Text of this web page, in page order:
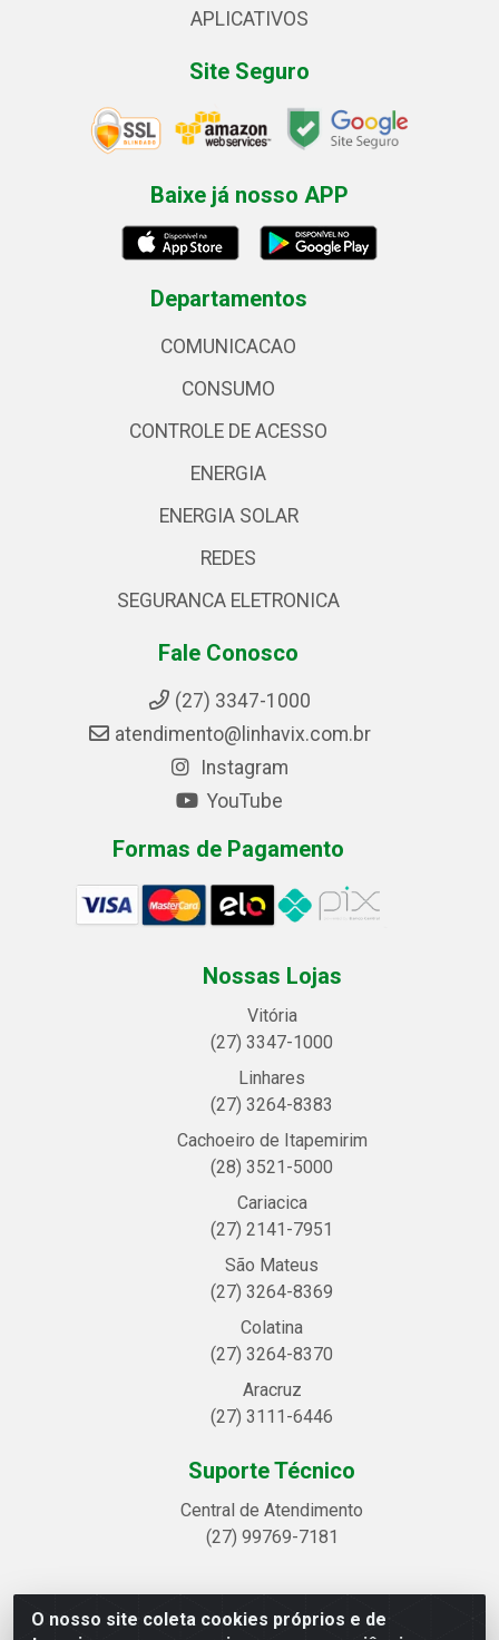
O nosso site coleta cookies próprios e de
APLICATIVOS
Site Seguro
Baixe já nosso APP
Departamentos
COMUNICACAO
CONSUMO
CONTROLE DE ACESSO
ENERGIA
ENERGIA SOLAR
REDES
SEGURANCA ELETRONICA
Fale Conosco
(27) 3347-1000
atendimento@linhavix.com.br
Instagram
YouTube
Formas de Pagamento
Nossas Lojas
Vitória
(27) 3347-1000
Linhares
(27) 3264-8383
Cachoeiro de Itapemirim
(28) 3521-5000
Cariacica
(27) 2141-7951
São Mateus
(27) 3264-8369
Colatina
(27) 3264-8370
Aracruz
(27) 3111-6446
Suporte Técnico
Central de Atendimento
(27) 99769-7181
Linhavix Distribuidora LTDA - Avenida Alegre, 2521 -